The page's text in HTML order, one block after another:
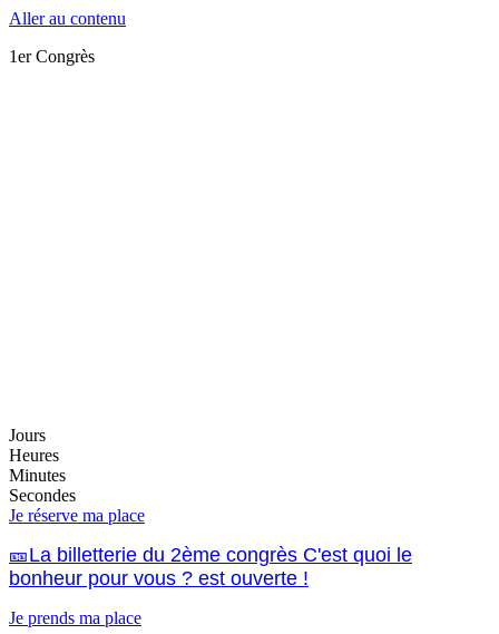
Aller au contenu
1er Congrès
Jours
Heures
Minutes
Secondes
Je réserve ma place
🎫La billetterie du 2ème congrès C'est quoi le
bonheur pour vous ? est ouverte !
Je prends ma place